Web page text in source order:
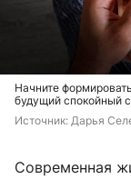
Начните
будущий спокойный
Источник: Дарья
Современная